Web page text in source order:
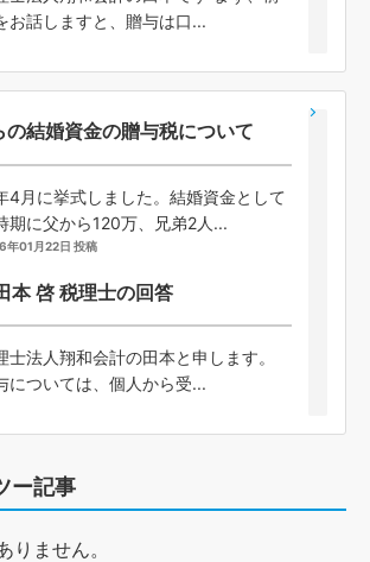
お話しますと、贈与は口...
の結婚資金の贈与税について
4月に挙式しました。結婚資金として
期に父から120万、兄弟2人...
年01月22日 投稿
本 啓 税理士の回答
士法人翔和会計の田本と申します。
については、個人から受...
ー記事
りません。